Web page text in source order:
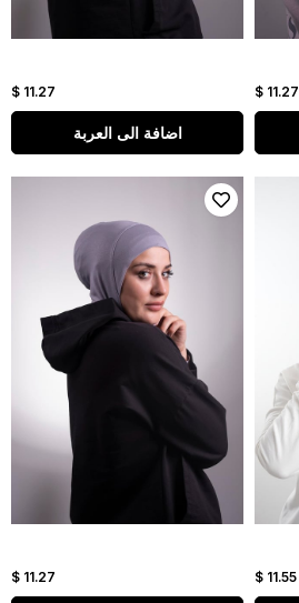
$ 11.27
اضافة الى العربة
$ 11.27
$ 11.27 $ 11.55